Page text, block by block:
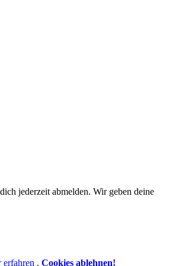
jederzeit abmelden. Wir geben deine
erfahren , Cookies ablehnen!